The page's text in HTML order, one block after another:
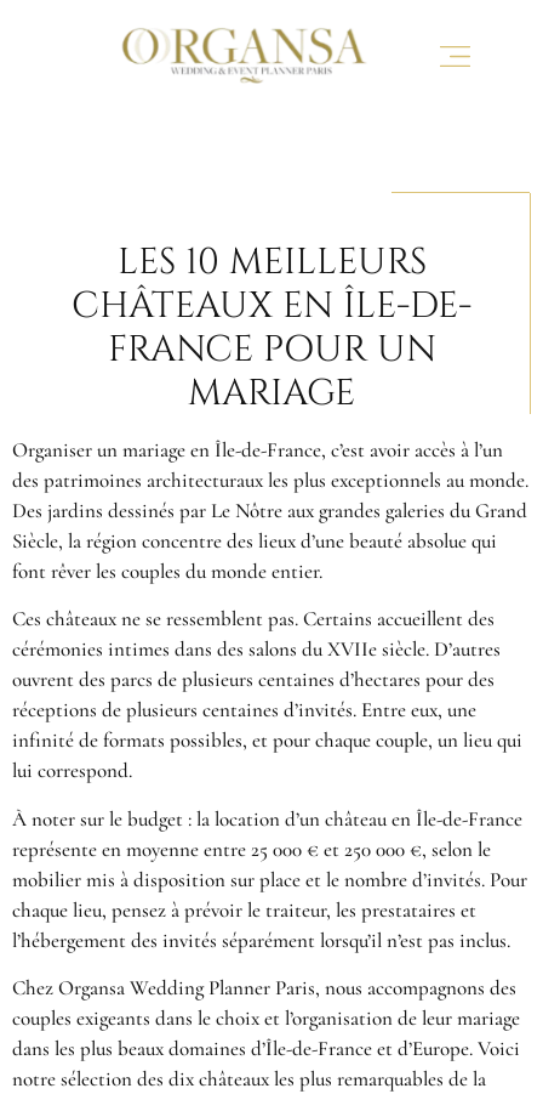
LES 10 MEILLEURS
CHÂTEAUX EN ÎLE-DE-
FRANCE POUR UN
MARIAGE
Organiser un mariage en Île-de-France, c’est avoir accès à l’un
des patrimoines architecturaux les plus exceptionnels au monde.
Des jardins dessinés par Le Nôtre aux grandes galeries du Grand
Siècle, la région concentre des lieux d’une beauté absolue qui
font rêver les couples du monde entier.
Ces châteaux ne se ressemblent pas. Certains accueillent des
cérémonies intimes dans des salons du XVIIe siècle. D’autres
ouvrent des parcs de plusieurs centaines d’hectares pour des
réceptions de plusieurs centaines d’invités. Entre eux, une
infinité de formats possibles, et pour chaque couple, un lieu qui
lui correspond.
À noter sur le budget : la location d’un château en Île-de-France
représente en moyenne entre 25 000 € et 250 000 €, selon le
mobilier mis à disposition sur place et le nombre d’invités. Pour
chaque lieu, pensez à prévoir le traiteur, les prestataires et
l’hébergement des invités séparément lorsqu’il n’est pas inclus.
Chez Organsa Wedding Planner Paris, nous accompagnons des
couples exigeants dans le choix et l’organisation de leur mariage
dans les plus beaux domaines d’Île-de-France et d’Europe. Voici
notre sélection des dix châteaux les plus remarquables de la